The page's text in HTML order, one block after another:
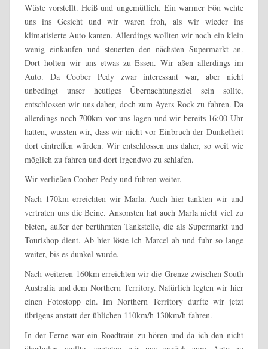
Wüste vorstellt. Heiß und ungemütlich. Ein warmer Fön wehte
uns ins Gesicht und wir waren froh, als wir wieder ins
klimatisierte Auto kamen. Allerdings wollten wir noch ein klein
wenig einkaufen und steuerten den nächsten Supermarkt an.
Dort holten wir uns etwas zu Essen. Wir aßen allerdings im
Auto. Da Coober Pedy zwar interessant war, aber nicht
unbedingt unser heutiges Übernachtungsziel sein sollte,
entschlossen wir uns daher, doch zum Ayers Rock zu fahren. Da
allerdings noch 700km vor uns lagen und wir bereits 16:00 Uhr
hatten, wussten wir, dass wir nicht vor Einbruch der Dunkelheit
dort eintreffen würden. Wir entschlossen uns daher, so weit wie
möglich zu fahren und dort irgendwo zu schlafen.
Wir verließen Coober Pedy und fuhren weiter.
Nach 170km erreichten wir Marla. Auch hier tankten wir und
vertraten uns die Beine. Ansonsten hat auch Marla nicht viel zu
bieten, außer der berühmten Tankstelle, die als Supermarkt und
Tourishop dient. Ab hier löste ich Marcel ab und fuhr so lange
weiter, bis es dunkel wurde.
Nach weiteren 160km erreichten wir die Grenze zwischen South
Australia und dem Northern Territory. Natürlich legten wir hier
einen Fotostopp ein. Im Northern Territory durfte wir jetzt
übrigens anstatt der üblichen 110km/h 130km/h fahren.
In der Ferne war ein Roadtrain zu hören und da ich den nicht